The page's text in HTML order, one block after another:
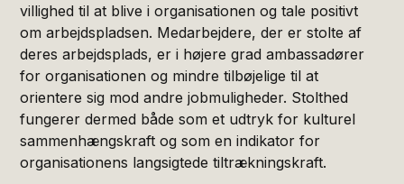
villighed til at blive i organisationen og tale positivt
om arbejdspladsen. Medarbejdere, der er stolte af
deres arbejdsplads, er i højere grad ambassadører
for organisationen og mindre tilbøjelige til at
orientere sig mod andre jobmuligheder. Stolthed
fungerer dermed både som et udtryk for kulturel
sammenhængskraft og som en indikator for
organisationens langsigtede tiltrækningskraft.